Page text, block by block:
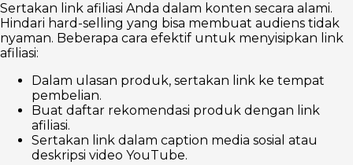
Sertakan link afiliasi Anda dalam konten secara alami.
Hindari hard-selling yang bisa membuat audiens tidak
nyaman. Beberapa cara efektif untuk menyisipkan link
afiliasi:
Dalam ulasan produk, sertakan link ke tempat
pembelian.
Buat daftar rekomendasi produk dengan link
afiliasi.
Sertakan link dalam caption media sosial atau
deskripsi video YouTube.